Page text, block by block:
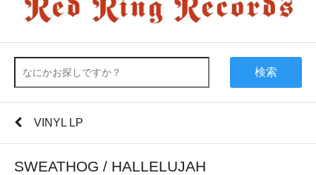
検索
VINYL LP
SWEATHOG / HALLELUJAH